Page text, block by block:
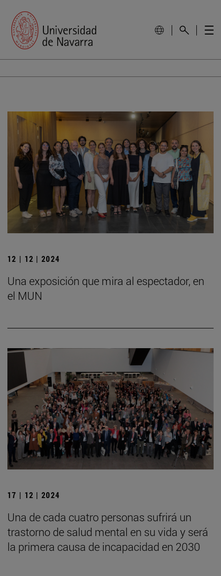
12 | 12 | 2024
Una exposición que mira al espectador, en
el MUN
17 | 12 | 2024
Una de cada cuatro personas sufrirá un
trastorno de salud mental en su vida y será
la primera causa de incapacidad en 2030